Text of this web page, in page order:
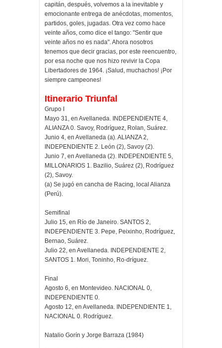
capitán, después, volvemos a la inevitable y
emocionante entrega de anécdotas, momentos,
partidos, goles, jugadas. Otra vez como hace
veinte años, como dice el tango: "Sentir que
veinte años no es nada". Ahora nosotros
tenemos que decir gracias, por este reencuentro,
por esa noche que nos hizo revivir la Copa
Libertadores de 1964. ¡Salud, muchachos! ¡Por
siempre campeones!
Itinerario Triunfal
Grupo I
Mayo 31, en Avellaneda. INDEPENDIENTE 4,
ALIANZA 0. Savoy, Rodríguez, Rolan, Suárez.
Junio 4, en Avellaneda (a). ALIANZA 2,
INDEPENDIENTE 2. León (2), Savoy (2).
Junio 7, en Avellaneda (2). INDEPENDIENTE 5,
MILLONARIOS 1. Bazilio, Suárez (2), Rodríguez
(2), Savoy.
(a) Se jugó en cancha de Racing, local Alianza
(Perú).
Semifinal
Julio 15, en Río de Janeiro. SANTOS 2,
INDEPENDIENTE 3. Pepe, Peixinho, Rodríguez,
Bernao, Suárez.
Julio 22, en Avellaneda. INDEPENDIENTE 2,
SANTOS 1. Mori, Toninho, Ro-dríguez.
Final
Agosto 6, en Montevideo. NACIONAL 0,
INDEPENDIENTE 0.
Agosto 12, en Avellaneda. INDEPENDIENTE 1,
NACIONAL 0. Rodríguez.
Natalio Gorín y Jorge Barraza (1984)